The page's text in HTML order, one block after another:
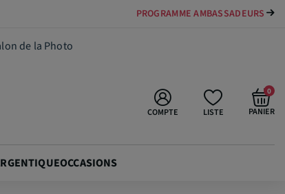
PAYER VOTRE MATÉRIEL JUSQU'EN 84 FOIS
de la Photo
LISTE
COMPTE PANIER
0
OCCASIONS
78,90 €